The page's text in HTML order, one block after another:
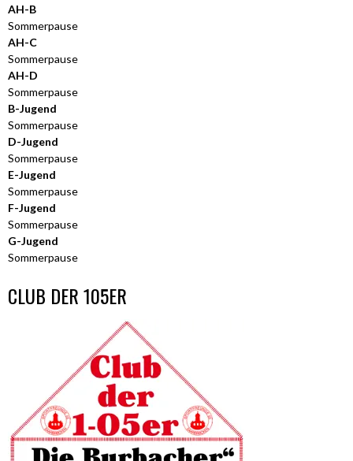
AH-B
Sommerpause
AH-C
Sommerpause
AH-D
Sommerpause
B-Jugend
Sommerpause
D-Jugend
Sommerpause
E-Jugend
Sommerpause
F-Jugend
Sommerpause
G-Jugend
Sommerpause
CLUB DER 105ER